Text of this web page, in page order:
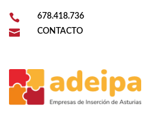
 678.418.736
 CONTACTO